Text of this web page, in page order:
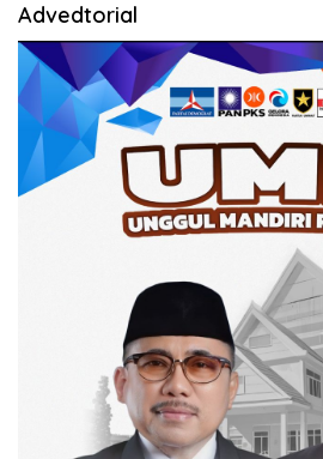
Advedtorial